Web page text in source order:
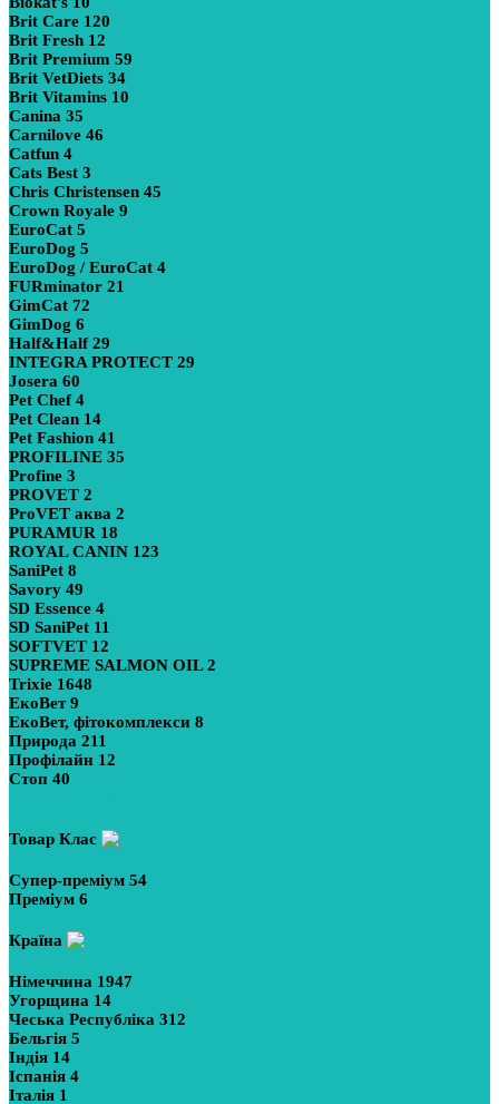
Brit Care 120
Brit Fresh 12
Brit Premium 59
Brit VetDiets 34
Brit Vitamins 10
Canina 35
Carnilove 46
Catfun 4
Cats Best 3
Chris Christensen 45
Crown Royale 9
EuroCat 5
EuroDog 5
EuroDog / EuroCat 4
FURminator 21
GimCat 72
GimDog 6
Half&Half 29
INTEGRA PROTECT 29
Josera 60
Pet Chef 4
Pet Clean 14
Pet Fashion 41
PROFILINE 35
Profine 3
PROVET 2
ProVET аква 2
PURAMUR 18
ROYAL CANIN 123
SaniPet 8
Savory 49
SD Essence 4
SD SaniPet 11
SOFTVET 12
SUPREME SALMON OIL2
Trixie 1648
ЕкоВет9
ЕкоВет, фітокомплекси 8
Природа 211
Профілайн 12
Стоп 40
Товар Клас
Супер-преміум 54
Преміум 6
Країна
Німеччина 1947
Угорщина 14
Чеська Республіка 312
Бельгія 5
Індія 14
Іспанія 4
Італія 1